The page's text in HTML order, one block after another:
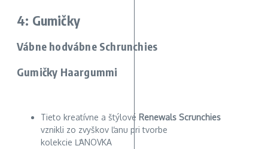
4: Gumičky
Vábne hodvábne Schrunchies
Gumičky Haargummi
Tieto kreatívne a štýlové Renewals Scrunchies
vznikli zo zvyškov ľanu pri tvorbe
kolekcie ĽANOVKA